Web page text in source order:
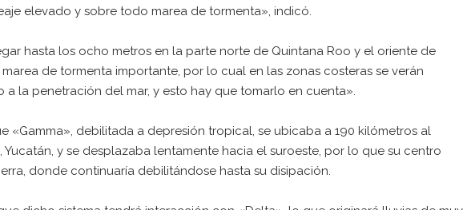
elevado y sobre todo marea de tormenta», indicó.
hasta los ocho metros en la parte norte de Quintana Roo y el oriente de
de tormenta importante, por lo cual en las zonas costeras se verán
a la penetración del mar, y esto hay que tomarlo en cuenta».
«Gamma», debilitada a depresión tropical, se ubicaba a 190 kilómetros al
Yucatán, y se desplazaba lentamente hacia el suroeste, por lo que su centro
donde continuaría debilitándose hasta su disipación.